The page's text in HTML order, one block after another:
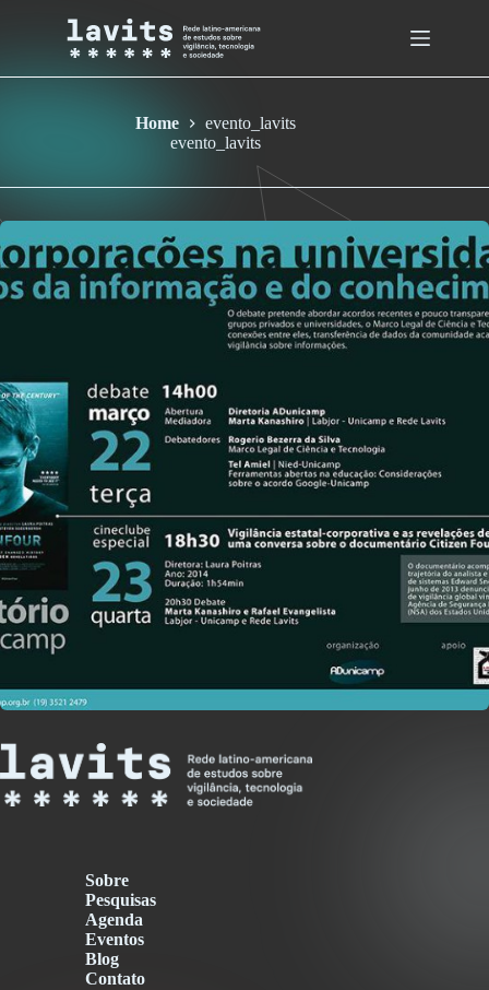
Home
evento_lavits
evento_lavits
Sobre
Pesquisas
Agenda
Eventos
Blog
Contato